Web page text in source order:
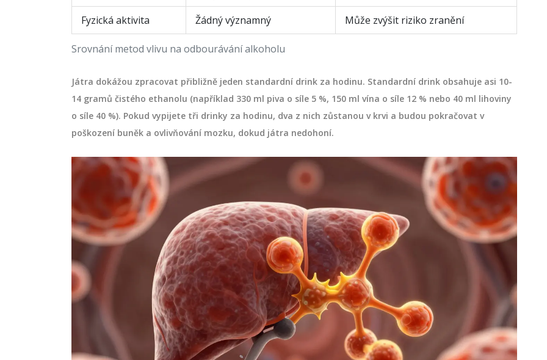
Srovnání metod vlivu na odbourávání alkoholu
Fyzická aktivita Žádný významný Může zvýšit riziko zranění
Játra dokážou zpracovat přibližně jeden standardní drink za hodinu. Standardní drink obsahuje asi 10-
14 gramů čistého ethanolu (například 330 ml piva o síle 5 %, 150 ml vína o síle 12 % nebo 40 ml lihoviny
o síle 40 %). Pokud vypijete tři drinky za hodinu, dva z nich zůstanou v krvi a budou pokračovat v
poškození buněk a ovlivňování mozku, dokud játra nedohoní.